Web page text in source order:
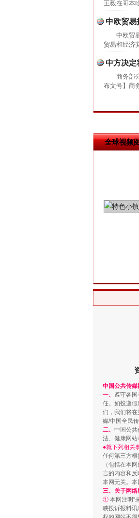
王毅在哥本
中欧贸易
中欧贸
贸易和经济
中方决定
商务部
布文号】
全球视频
中国公共传媒
一、 遵守各国
任。如投递
们，我们将
媒/中国全民
二、 中国公共
法、健康网站
●就下列相关
任何第三方根
（包括在本
言的内容和
本网无关。本
三、关于网络
① 本网注明“
映投诉报料